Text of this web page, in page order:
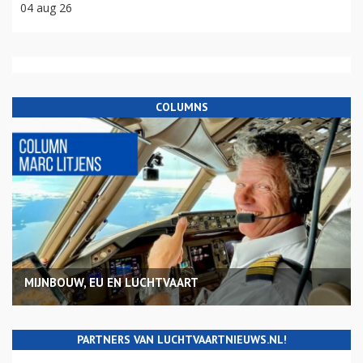
04 aug 26
COLUMNS
MIJNBOUW, EU EN LUCHTVAART
PARTNERS VAN LUCHTVAARTNIEUWS.NL!